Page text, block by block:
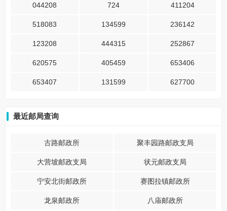
044208 724 411204
518083 134599 236142
123208 444315 252867
620575 405459 653406
653407 131599 627700
最近邮局查询
古路邮政所 聚丰园路邮政支局
大营坡邮政支局 状元邮政支局
宁安北街邮政所 赛图拉镇邮政所
龙泉邮政所 八庙邮政所